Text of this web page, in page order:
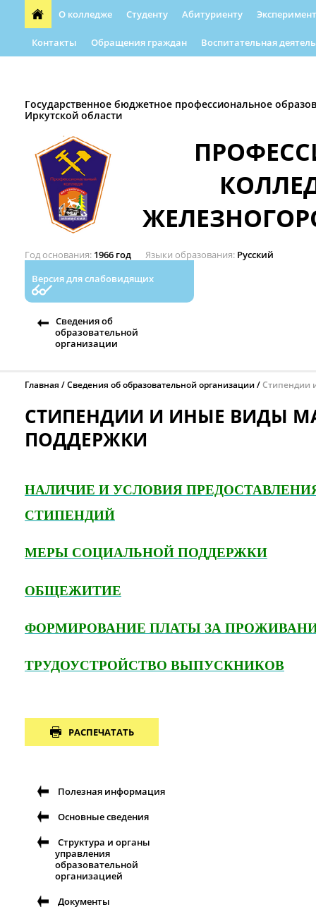
О колледже Студенту Абитуриенту
Контакты Обращения граждан Воспитательная
Государственное бюджетное профессиональное
Иркутской области
Год основания 1966 год Языки образования Русский
Версия для слабовидящих
Сведения об
образовательной
организации
Главная Сведения об образовательной организации Стипендии
СТИПЕНДИИ И ИНЫЕ ВИДЫ
ПОДДЕРЖКИ
НАЛИЧИЕ И УСЛОВИЯ
СТИПЕНДИЙ
МЕРЫ СОЦИАЛЬНОЙ ПОДДЕРЖКИ
ОБЩЕЖИТИЕ
ФОРМИРОВАНИЕ ПЛАТЫ ЗА
ТРУДОУСТРОЙСТВО ВЫПУСКНИКОВ
РАСПЕЧАТАТЬ
Полезная информация
Основные сведения
Структура и органы
управления
образовательной
организацией
Документы